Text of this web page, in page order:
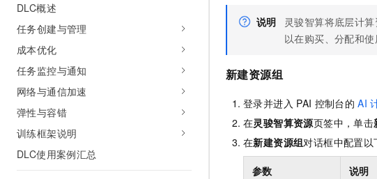
DLC概述
任务创建与管理
成本优化
任务监控与通知
网络与通信加速
弹性与容错
训练框架说明
DLC使用案例汇总
说明 灵骏智算将底层计
以在购买、分配和使
新建资源组
登录并进入 PAI 控制台的 AI
在灵骏智算资源页签中，单击
在新建资源组对话框中配置
参数 说明